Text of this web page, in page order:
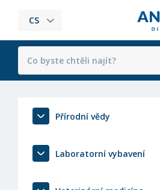
CS
Přírodní vědy
Laboratorní vybavení